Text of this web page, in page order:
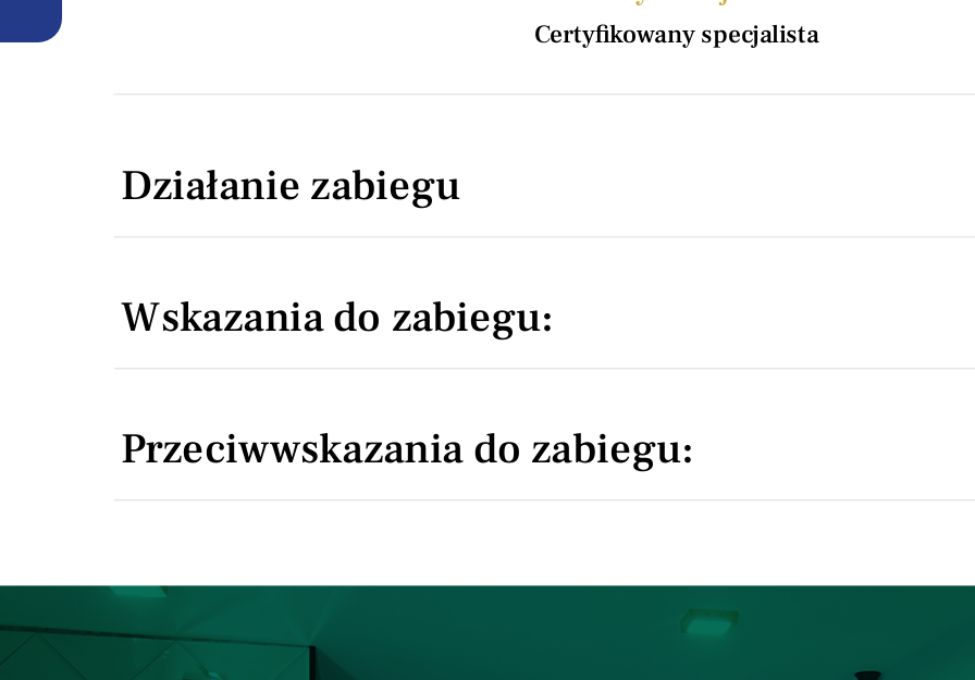
Certyfikowany specjalista
Działanie zabiegu
Wskazania do zabiegu:
Przeciwwskazania do zabiegu: